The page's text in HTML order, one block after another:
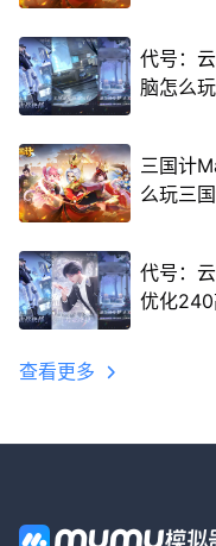
代号：
脑怎么
三国计
么玩三
代号：
优化240
查看更多